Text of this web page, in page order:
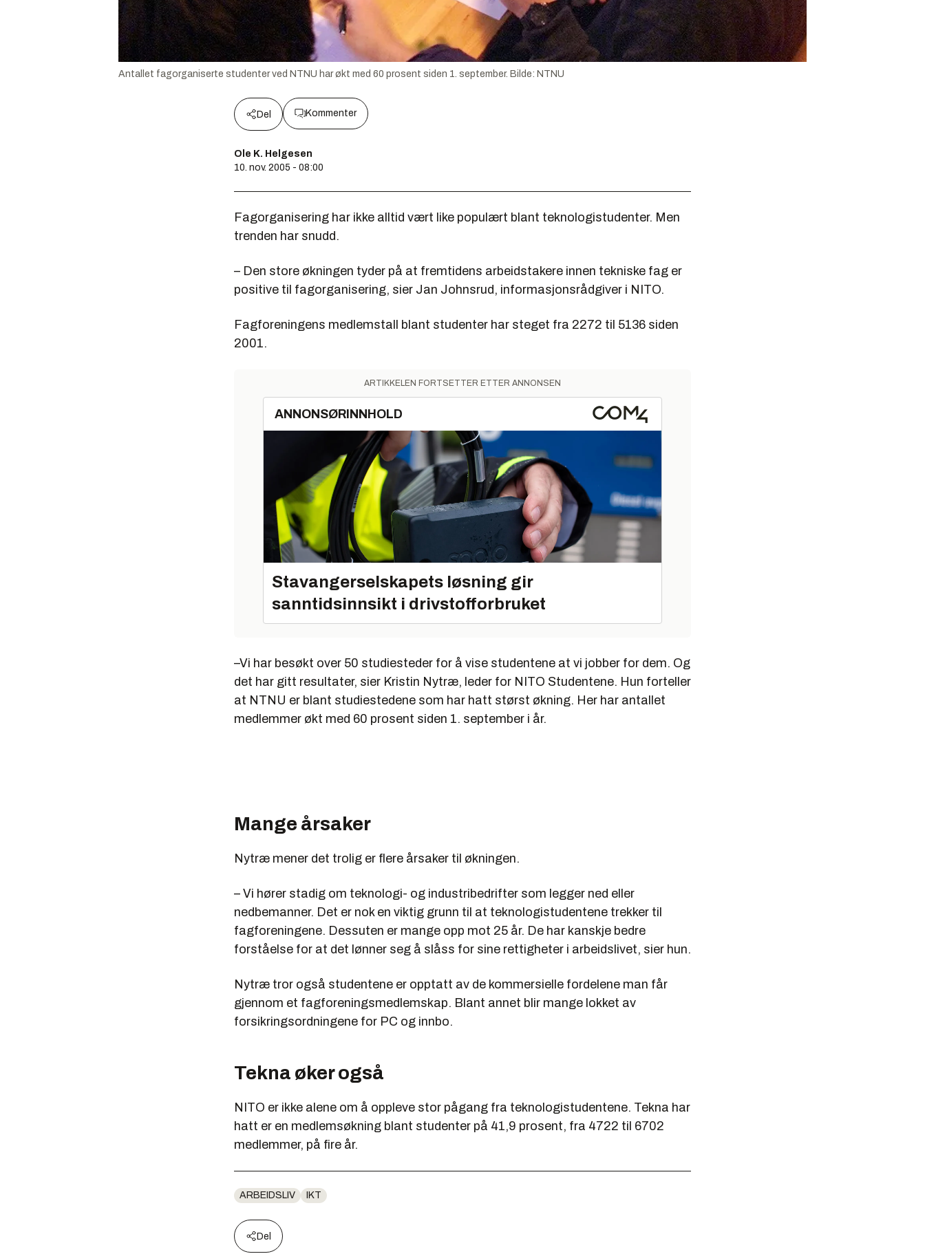
Antallet fagorganiserte studenter ved NTNU har økt med 60 prosent siden 1. september. Bilde: NTNU
Del Kommenter
Ole K. Helgesen
10. nov. 2005 - 08:00
Fagorganisering har ikke alltid vært like populært blant teknologistudenter. Men
trenden har snudd.
– Den store økningen tyder på at fremtidens arbeidstakere innen tekniske fag er
positive til fagorganisering, sier Jan Johnsrud, informasjonsrådgiver i NITO.
Fagforeningens medlemstall blant studenter har steget fra 2272 til 5136 siden
2001.
ARTIKKELEN FORTSETTER ETTER ANNONSEN
ANNONSØRINNHOLD
Stavangerselskapets løsning gir
sanntidsinnsikt i drivstofforbruket
–Vi har besøkt over 50 studiesteder for å vise studentene at vi jobber for dem. Og
det har gitt resultater, sier Kristin Nytræ, leder for NITO Studentene. Hun forteller
at NTNU er blant studiestedene som har hatt størst økning. Her har antallet
medlemmer økt med 60 prosent siden 1. september i år.
Mange årsaker
Nytræ mener det trolig er flere årsaker til økningen.
– Vi hører stadig om teknologi- og industribedrifter som legger ned eller
nedbemanner. Det er nok en viktig grunn til at teknologistudentene trekker til
fagforeningene. Dessuten er mange opp mot 25 år. De har kanskje bedre
forståelse for at det lønner seg å slåss for sine rettigheter i arbeidslivet, sier hun.
Nytræ tror også studentene er opptatt av de kommersielle fordelene man får
gjennom et fagforeningsmedlemskap. Blant annet blir mange lokket av
forsikringsordningene for PC og innbo.
Tekna øker også
NITO er ikke alene om å oppleve stor pågang fra teknologistudentene. Tekna har
hatt er en medlemsøkning blant studenter på 41,9 prosent, fra 4722 til 6702
medlemmer, på fire år.
ARBEIDSLIV IKT
Del